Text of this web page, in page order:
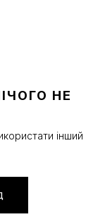
НЕ
інший